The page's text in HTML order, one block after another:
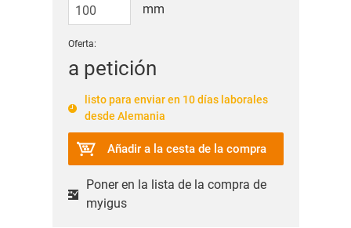
mm
Oferta:
a petición
listo para enviar en 10 días laborales
desde Alemania
Añadir a la cesta de la compra
Poner en la lista de la compra de
myigus